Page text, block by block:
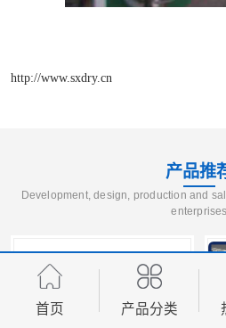
http://www.sxdry.cn
产品推
Development, design, production and
enterprises
首页 产品分类